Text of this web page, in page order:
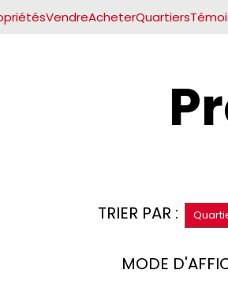
VendreAcheterQuartiers
TRIER PAR :
MODE